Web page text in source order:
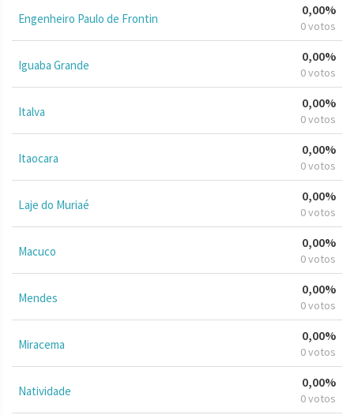
Engenheiro Paulo de Frontin
0,00%
0 votos
Iguaba Grande
0,00%
0 votos
Italva
0,00%
0 votos
Itaocara
0,00%
0 votos
Laje do Muriaé
0,00%
0 votos
Macuco
0,00%
0 votos
Mendes
0,00%
0 votos
Miracema
0,00%
0 votos
Natividade
0,00%
0 votos